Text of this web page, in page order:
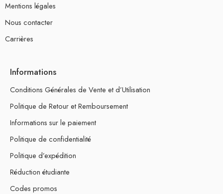
Mentions légales
Nous contacter
Carrières
Informations
Conditions Générales de Vente et d’Utilisation
Politique de Retour et Remboursement
Informations sur le paiement
Politique de confidentialité
Politique d’expédition
Réduction étudiante
Codes promos